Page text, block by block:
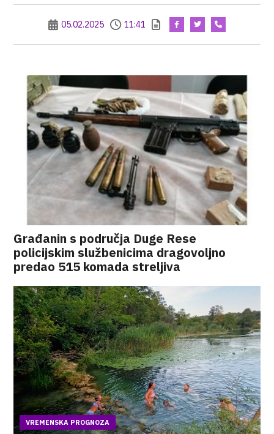
05.02.2025 11:41
Građanin s područja Duge Rese
policijskim službenicima dragovoljno
predao 515 komada streljiva
VREMENSKA PROGNOZA